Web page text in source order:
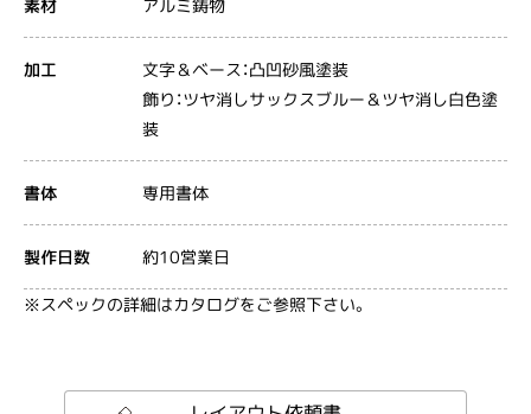
素材 アルミ鋳物
加工 文字＆ベース：凸凹砂風塗装
飾り：ツヤ消しサックスブルー＆ツヤ消し白色塗
装
書体 専用書体
製作日数 約10営業日
※スペックの詳細はカタログをご参照下さい。